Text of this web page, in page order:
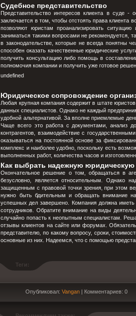
Судебное представительство
Представительство интересов клиента в суде -
заключается в том, чтобы отстоять права клиента
позволяют юристам проанализировать
заниматься такими вопросами не рекомендуется,
в законодательстве, которые не всегда понятны
способен оказать качественные юридические
получить консультацию либо помощь в
полномочия компании и получить уже готовое
undefined
Юридическое сопровождение
Любая крупная компания содержит в штате
данных специалистов. Однако не каждый
удобной альтернативой. За вполне приемлемые
Чаще всего это работа с документами, анализ
контрагентов, взаимодействие с
оказываться на постоянной основе за
комплекс и наиболее удобно, поскольку есть
выполненных работ, количества часов и
Как выбрать надежную
Окончательное решение о том, обращаться в
безусловно, является относительным. Однако
защищенным с правовой точки зрения, при этом
нужно быть бдительным и обращать внимание на
успешных дел завершено. Компания должна
сотрудников. Обратите внимание на виды
случайно попасть к неопытным специалистам.
отзывы клиентов на сайте или форумах.
представителю, по какому вопросу, сроки,
основные из них. Надеемся, что с помощью
Теги:
Опубликовал:Vangan | Комментариев: 0